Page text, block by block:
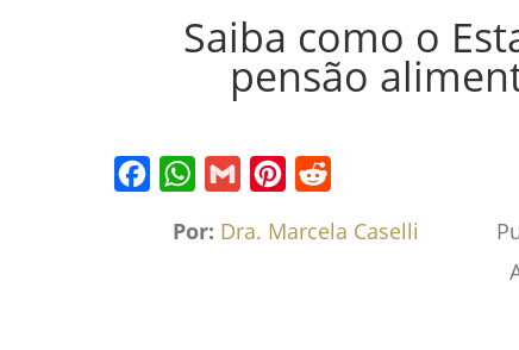
Saiba como o
pensão
Por: Dra. Marcela Caselli